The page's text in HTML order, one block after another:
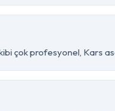
çok profesyonel, Kars